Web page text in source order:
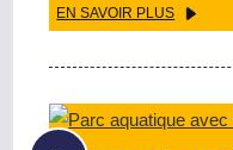
EN SAVOIR PLUS